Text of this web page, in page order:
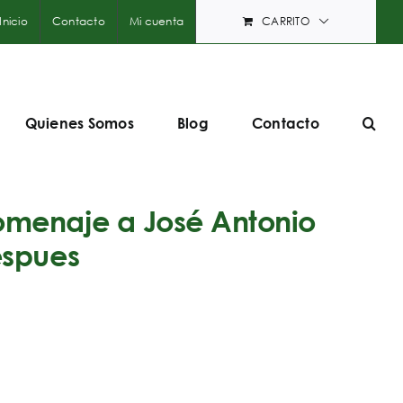
Inicio Contacto Mi cuenta CARRITO
Quienes Somos Blog Contacto
a José Antonio